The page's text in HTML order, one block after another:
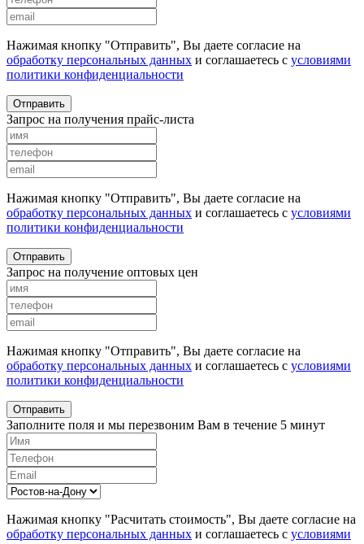
Нажимая кнопку "Отправить", Вы даете согласие на
обработку персональных данных и соглашаетесь с условиями
политики конфиденциальности
Отправить
Запрос на получения прайс-листа
Нажимая кнопку "Отправить", Вы даете согласие на
обработку персональных данных и соглашаетесь с условиями
политики конфиденциальности
Отправить
Запрос на получение оптовых цен
Нажимая кнопку "Отправить", Вы даете согласие на
обработку персональных данных и соглашаетесь с условиями
политики конфиденциальности
Отправить
Заполните поля и мы перезвоним Вам в течение 5 минут
Нажимая кнопку "Расчитать стоимость", Вы даете согласие на
обработку персональных данных и соглашаетесь с условиями